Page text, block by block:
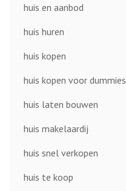
huis en aanbod
huis huren
huis kopen
huis kopen voor dummies
huis laten bouwen
huis makelaardij
huis snel verkopen
huis te koop